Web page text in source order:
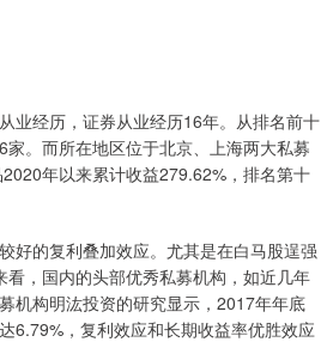
业经历，证券从业经历16年。从排名前十
。而所在地区位于北京、上海两大私募
年以来累计收益279.62%，排名第十
好的复利叠加效应。尤其是在白马股逞强
，国内的头部优秀私募机构，如近几年
机构明汯投资的研究显示，2017年年底
6.79%，复利效应和长期收益率优胜效应